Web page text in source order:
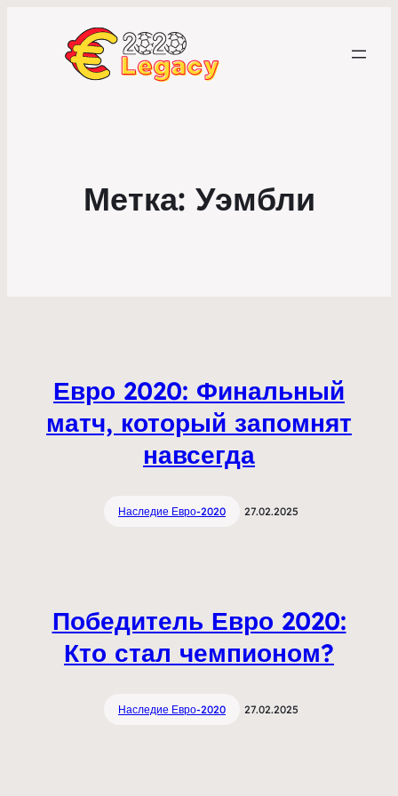
Метка: Уэмбли
Евро 2020: Финальный
матч, который запомнят
навсегда
Наследие Евро-2020 27.02.2025
Победитель Евро 2020:
Кто стал чемпионом?
Наследие Евро-2020 27.02.2025